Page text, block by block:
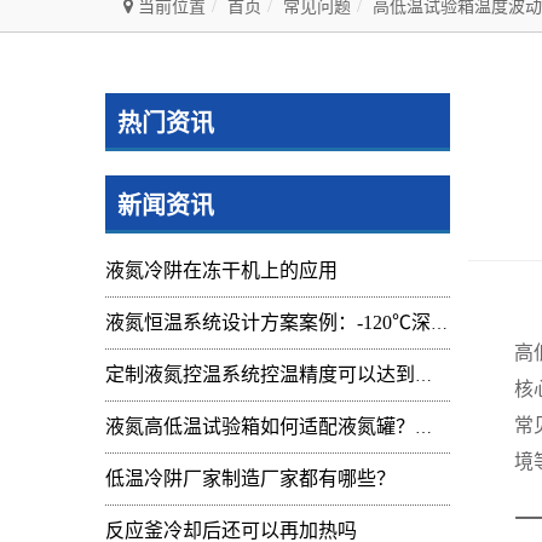
当前位置 首页 常见问题 高低温试验箱温度波
热门资讯
新闻资讯
液氮冷阱在冻干机上的应用
液氮恒温系统设计方案案例：-120℃深冷控温装置实操记录
定制液氮控温系统控温精度可以达到的范围及应用
液氮高低温试验箱如何适配液氮罐？核心要点与实操指南
低温冷阱厂家制造厂家都有哪些？
反应釜冷却后还可以再加热吗
高
核
常
境